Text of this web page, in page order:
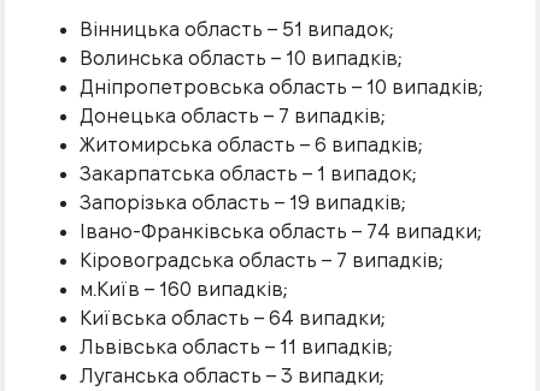
Вінницька область – 51 випадок;
Волинська область – 10 випадків;
Дніпропетровська область – 10 випадків;
Донецька область – 7 випадків;
Житомирська область – 6 випадків;
Закарпатська область – 1 випадок;
Запорізька область – 19 випадків;
Івано-Франківська область – 74 випадки;
Кіровоградська область – 7 випадків;
м.Київ – 160 випадків;
Київська область – 64 випадки;
Львівська область – 11 випадків;
Луганська область – 3 випадки;